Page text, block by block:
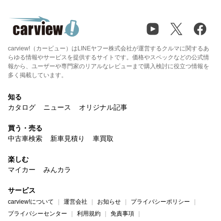
carview!（カービュー）はLINEヤフー株式会社が運営するクルマに関するあ
らゆる情報やサービスを提供するサイトです。価格やスペックなどの公式情
報から、ユーザーや専門家のリアルなレビューまで購入検討に役立つ情報を
多く掲載しています。
知る
カタログ
ニュース オリジナル記事
買う・売る
中古車検索
新車見積り 車買取
楽しむ
マイカー
みんカラ
サービス
carview!について 運営会社 お知らせ
プライバシーポリシー
プライバシーセンター
利用規約
免責事項